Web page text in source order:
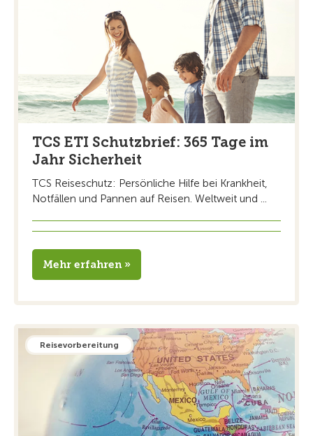
TCS ETI Schutzbrief: 365 Tage im
Jahr Sicherheit
TCS Reiseschutz: Persönliche Hilfe bei Krankheit,
Notfällen und Pannen auf Reisen. Weltweit und ...
Mehr erfahren »
Reisevorbereitung